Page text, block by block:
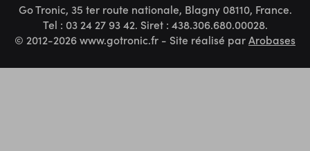
Go Tronic, 35 ter route nationale, Blagny 08110, France.
Tel : 03 24 27 93 42. Siret : 438.306.680.00028.
© 2012-2026 www.gotronic.fr - Site réalisé parArobases